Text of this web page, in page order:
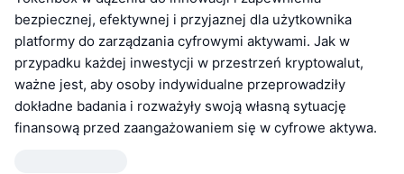
bezpiecznej, efektywnej i przyjaznej dla użytkownika
platformy do zarządzania cyfrowymi aktywami. Jak w
przypadku każdej inwestycji w przestrzeń kryptowalut,
ważne jest, aby osoby indywidualne przeprowadziły
dokładne badania i rozważyły swoją własną sytuację
finansową przed zaangażowaniem się w cyfrowe aktywa.